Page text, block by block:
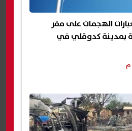
الهجمات على مقر
بمدينة كدوقلي في